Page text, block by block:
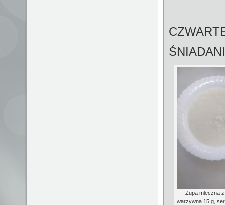
Zupa mleczna
warzywna 15 g,